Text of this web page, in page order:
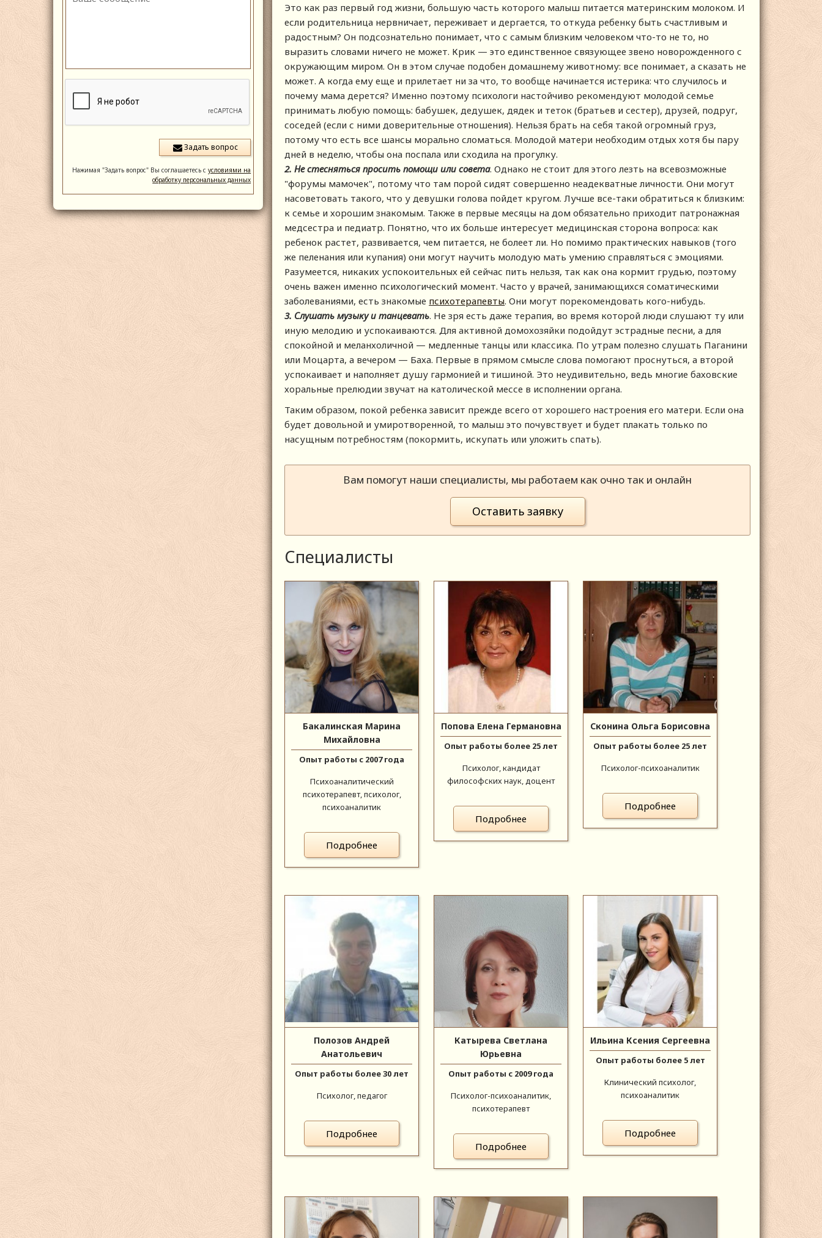
Нажимая "Задать вопрос" Вы соглашаетесь сусловиями на
обработку персональных данных
Это как раз первый год жизни, большую часть которого малыш питается материнским молоком. И
если родительница нервничает, переживает и дергается, то откуда ребенку быть счастливым и
радостным? Он подсознательно понимает, что с самым близким человеком что-то не то, но
выразить словами ничего не может. Крик — это единственное связующее звено новорожденного с
окружающим миром. Он в этом случае подобен домашнему животному: все понимает, а сказать не
может. А когда ему еще и прилетает ни за что, то вообще начинается истерика: что случилось и
почему мама дерется? Именно поэтому психологи настойчиво рекомендуют молодой семье
принимать любую помощь: бабушек, дедушек, дядек и теток (братьев и сестер), друзей, подруг,
соседей (если с ними доверительные отношения). Нельзя брать на себя такой огромный груз,
потому что есть все шансы морально сломаться. Молодой матери необходим отдых хотя бы пару
дней в неделю, чтобы она поспала или сходила на прогулку.
2.Не стесняться просить помощи или совета. Однако не стоит для этого лезть на всевозможные
"форумы мамочек", потому что там порой сидят совершенно неадекватные личности. Они могут
насоветовать такого, что у девушки голова пойдет кругом. Лучше все-таки обратиться к близким:
к семье и хорошим знакомым. Также в первые месяцы на дом обязательно приходит патронажная
медсестра и педиатр. Понятно, что их больше интересует медицинская сторона вопроса: как
ребенок растет, развивается, чем питается, не болеет ли. Но помимо практических навыков (того
же пеленания или купания) они могут научить молодую мать умению справляться с эмоциями.
Разумеется, никаких успокоительных ей сейчас пить нельзя, так как она кормит грудью, поэтому
очень важен именно психологический момент. Часто у врачей, занимающихся соматическими
заболеваниями, есть знакомые психотерапевты. Они могут порекомендовать кого-нибудь.
3. Слушать музыку и танцевать. Не зря есть даже терапия, во время которой люди слушают ту или
иную мелодию и успокаиваются. Для активной домохозяйки подойдут эстрадные песни, а для
спокойной и меланхоличной — медленные танцы или классика. По утрам полезно слушать Паганини
или Моцарта, а вечером — Баха. Первые в прямом смысле слова помогают проснуться, а второй
успокаивает и наполняет душу гармонией и тишиной. Это неудивительно, ведь многие баховские
хоральные прелюдии звучат на католической мессе в исполнении органа.
Таким образом, покой ребенка зависит прежде всего от хорошего настроения его матери. Если она
будет довольной и умиротворенной, то малыш это почувствует и будет плакать только по
насущным потребностям (покормить, искупать или уложить спать).
Вам помогут наши специалисты, мы работаем как очно так и онлайн
Оставить заявку
Специалисты
Бакалинская Марина
Михайловна
Опыт работы с 2007 года
Психоаналитический
психотерапевт, психолог,
психоаналитик
Подробнее
Попова Елена Германовна
Опыт работы более 25 лет
Психолог, кандидат
философских наук, доцент
Подробнее
Сконина Ольга Борисовна
Опыт работы более 25 лет
Психолог-психоаналитик
Подробнее
Полозов Андрей
Анатольевич
Опыт работы более 30 лет
Психолог, педагог
Подробнее
Катырева Светлана
Юрьевна
Опыт работы с 2009 года
Психолог-психоаналитик,
психотерапевт
Подробнее
Ильина Ксения Сергеевна
Опыт работы более 5 лет
Клинический психолог,
психоаналитик
Подробнее